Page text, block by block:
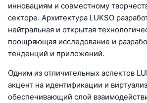
инновациям и совместному
секторе. Архитектура LUKSO
нейтральная и открытая
поощряющая исследование и
тенденций и приложений.
Одним из отличительных аспектов
акцент на идентификации и
обеспечивающий слой